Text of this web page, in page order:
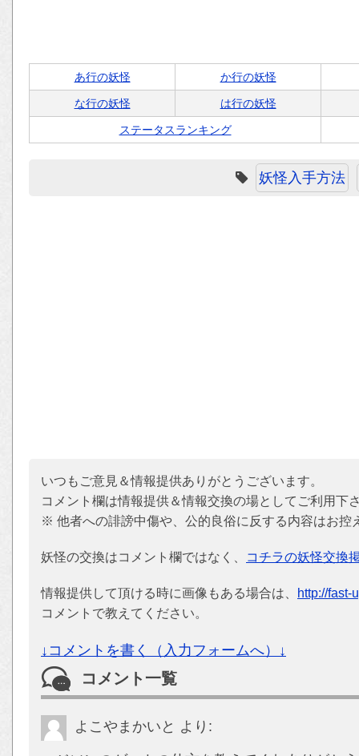
あ行の妖怪 か行の妖怪
な行の妖怪 は行の妖怪
ステータスランキング
妖怪入手方法
いつもご意見＆情報提供ありがとうございます。
コメント欄は情報提供＆情報交換の場としてご利用下
※ 他者への誹謗中傷や、公的良俗に反する内容はお控
妖怪の交換はコメント欄ではなく、 コチラの妖怪交換
情報提供して頂ける時に画像もある場合は、
http://fast-
コメントで教えてください。
↓コメントを書く（入力フォームへ）↓
コメント一覧
よこやまかいと より: